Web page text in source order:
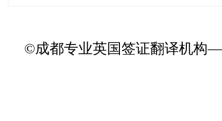
©成都专业英国签证翻译机